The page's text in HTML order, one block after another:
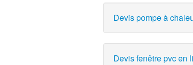
Devis pompe à
Devis fenêtre pvc en